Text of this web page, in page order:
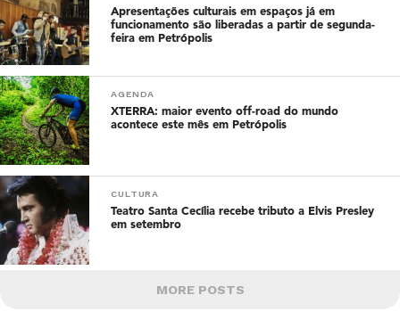
Apresentações culturais em espaços já em
funcionamento são liberadas a partir de segunda-
feira em Petrópolis
AGENDA
XTERRA: maior evento off-road do mundo
acontece este mês em Petrópolis
CULTURA
Teatro Santa Cecília recebe tributo a Elvis Presley
em setembro
MORE POSTS